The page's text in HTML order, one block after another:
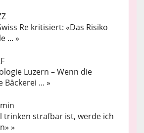
Re kritisiert: «Das Risiko
... »
Luzern – Wenn die
... »
trinken strafbar ist, werde ich
»